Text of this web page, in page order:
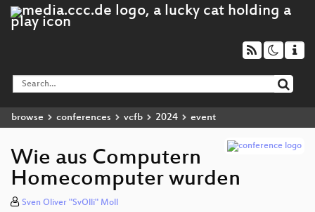
browse conferences vcfb 2024 event
Wie aus Computern
Homecomputer wurden
Sven Oliver "SvOlli" Moll